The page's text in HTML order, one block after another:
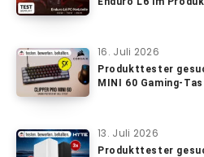
16. Juli 2026
Produkttester
MINI 60 Gaming-
13. Juli 2026
Produkttester